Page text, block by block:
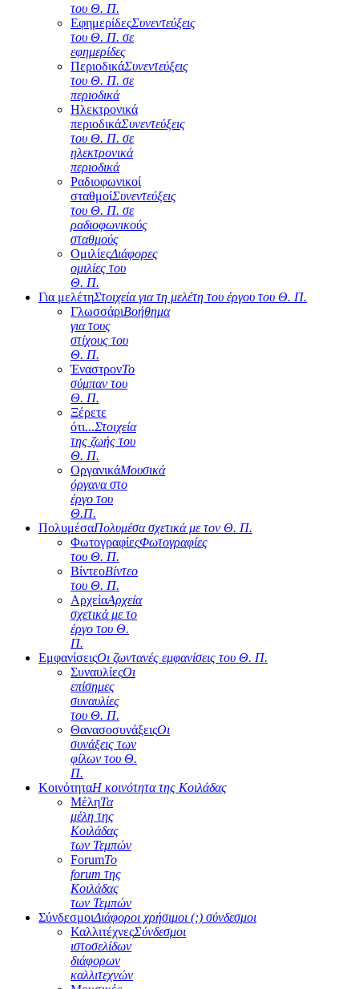
του Θ. Π.
ΕφημερίδεςΣυνεντεύξεις
του Θ. Π. σε
εφημερίδες
ΠεριοδικάΣυνεντεύξεις
του Θ. Π. σε
περιοδικά
Ηλεκτρονικά
περιοδικάΣυνεντεύξεις
του Θ. Π. σε
ηλεκτρονικά
περιοδικά
Ραδιοφωνικοί
σταθμοίΣυνεντεύξεις
του Θ. Π. σε
ραδιοφωνικούς
σταθμούς
ΟμιλίεςΔιάφορες
ομιλίες του
Θ. Π.
Για μελέτηΣτοιχεία για τη μελέτη του έργου του Θ. Π.
ΓλωσσάριΒοήθημα
για τους
στίχους του
Θ. Π.
ΈναστρονΤο
σύμπαν του
Θ. Π.
Ξέρετε
ότι...Στοιχεία
της ζωής του
Θ. Π.
ΟργανικάΜουσικά
όργανα στο
έργο του
Θ.Π.
ΠολυμέσαΠολυμέσα σχετικά με τον Θ. Π.
ΦωτογραφίεςΦωτογραφίες
του Θ. Π.
ΒίντεοΒίντεο
του Θ. Π.
ΑρχείαΑρχεία
σχετικά με το
έργο του Θ.
Π.
ΕμφανίσειςΟι ζωντανές εμφανίσεις του Θ. Π.
ΣυναυλίεςΟι
επίσημες
συναυλίες
του Θ. Π.
ΘανασοσυνάξειςΟι
συνάξεις των
φίλων του Θ.
Π.
ΚοινότηταΗ κοινότητα της Κοιλάδας
ΜέληΤα
μέλη της
Κοιλάδας
των Τεμπών
ForumΤο
forum της
Κοιλάδας
των Τεμπών
ΣύνδεσμοιΔιάφοροι χρήσιμοι (;) σύνδεσμοι
ΚαλλιτέχνεςΣύνδεσμοι
ιστοσελίδων
διάφορων
καλλιτεχνών